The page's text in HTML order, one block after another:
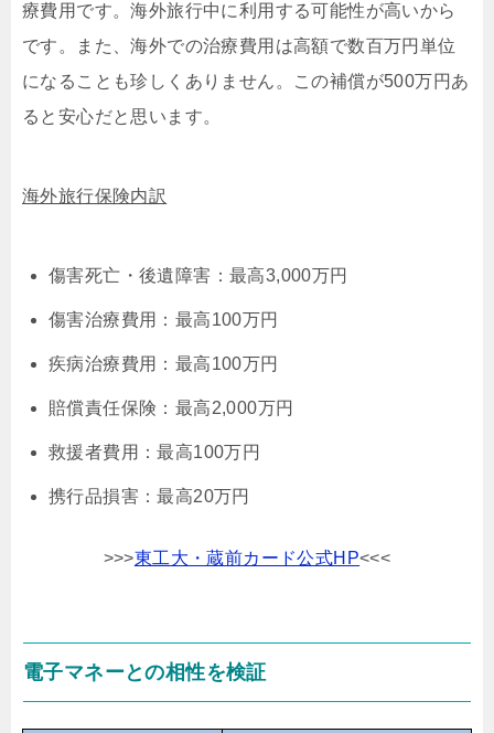
療費用です。海外旅行中に利用する可能性が高いから
です。また、海外での治療費用は高額で数百万円単位
になることも珍しくありません。この補償が500万円あ
ると安心だと思います。
海外旅行保険内訳
傷害死亡・後遺障害：最高3,000万円
傷害治療費用：最高100万円
疾病治療費用：最高100万円
賠償責任保険：最高2,000万円
救援者費用：最高100万円
携行品損害：最高20万円
>>>東工大・蔵前カード公式HP<<<
電子マネーとの相性を検証